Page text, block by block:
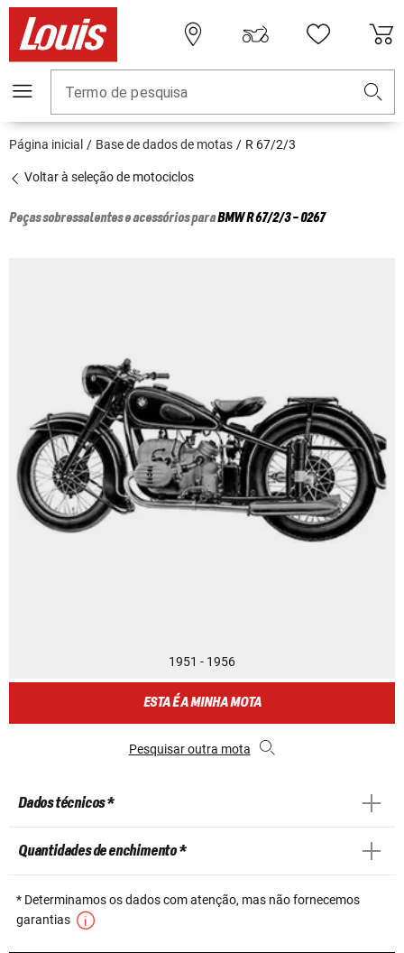
Termo de pesquisa
Página inicial Base de dados de motas R 67/2/3
Voltar à seleção de motociclos
Peças sobressalentes e acessórios paraBMWR 67/2/3 - 0267
1951 - 1956
ESTA É A MINHA MOTA
Pesquisar outra mota
Dados técnicos *
Quantidades de enchimento *
* Determinamos os dados com atenção, mas não fornecemos
garantias